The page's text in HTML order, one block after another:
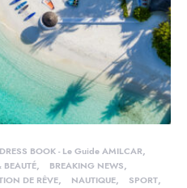
BOOK - Le Guide AMILCAR
BEAUTÉ
BREAKING NEWS
DE RÊVE NAUTIQUE
SPORT